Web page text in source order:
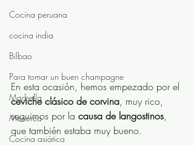
Cocina peruana
cocina india
Bilbao
Para tomar un buen champagne
Marbella
Menorca
Cocina asiática
En esta ocasión, hemos empezado por el
ceviche clásico de corvina, muy rico,
seguimos por la causa de langostinos,
que también estaba muy bueno.